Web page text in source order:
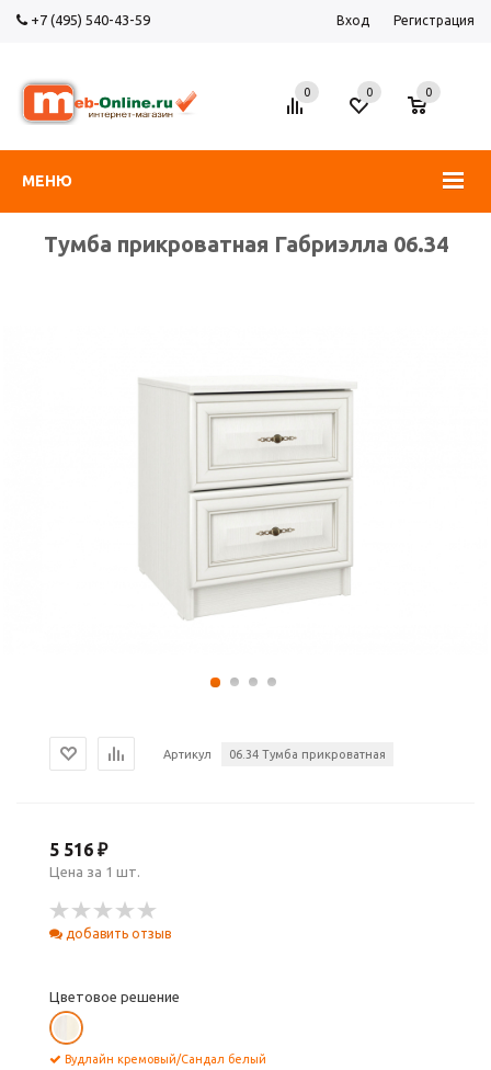
+7 (495) 540-43-59 Вход Регистрация
МЕНЮ
0 0
0
Тумба прикроватная Габриэлла 06.34
Артикул 06.34 Тумба прикроватная
5 516 ₽
Цена за 1 шт.
добавить отзыв
Цветовое решение
Вудлайн кремовый/Сандал белый